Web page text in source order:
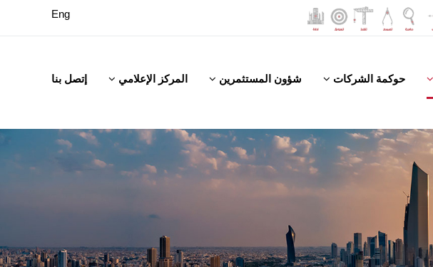
Eng
حوكمة الشركات شؤون المستثمرين المركز الإعلامي إتصل بنا